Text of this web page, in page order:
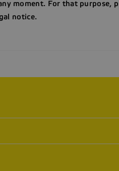
moment. For that purpose,
notice.